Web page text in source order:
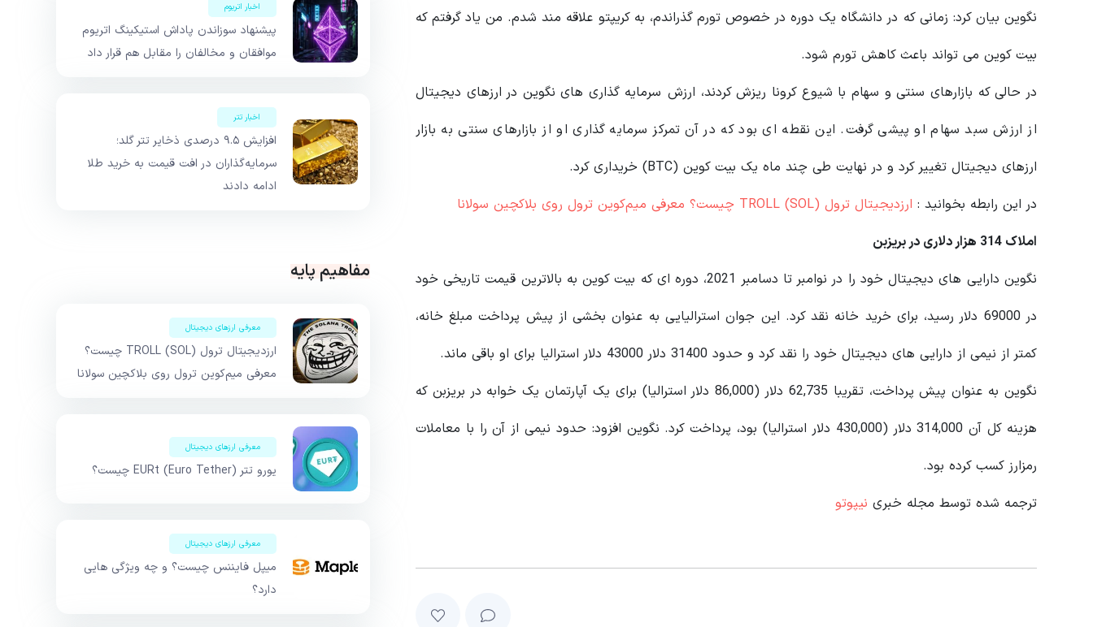
نگوین بیان کرد: زمانی که در دانشگاه یک دوره در خصوص تورم گذراندم، به کریپتو علاقه مند شدم. من یاد گرفتم که
بیت کوین می تواند باعث کاهش تورم شود.
در حالی که بازارهای سنتی و سهام با شیوع کرونا ریزش کردند، ارزش سرمایه گذاری های نگوین در ارزهای دیجیتال
از ارزش سبد سهام او پیشی گرفت. این نقطه ای بود که در آن تمرکز سرمایه گذاری او از بازارهای سنتی به بازار
ارزهای دیجیتال تغییر کرد و در نهایت طی چند ماه یک بیت کوین (BTC) خریداری کرد.
در این رابطه بخوانید‌ : ارزدیجیتال ترول TROLL (SOL) چیست؟ معرفی میم‌کوین ترول روی بلاکچین سولانا
املاک 314 هزار دلاری در بریزبن
نگوین دارایی های دیجیتال خود را در نوامبر تا دسامبر 2021، دوره ای که بیت کوین به بالاترین قیمت تاریخی خود
در 69000 دلار رسید، برای خرید خانه نقد کرد. این جوان استرالیایی به عنوان بخشی از پیش پرداخت مبلغ خانه،
کمتر از نیمی از دارایی های دیجیتال خود را نقد کرد و حدود 31400 دلار 43000 دلار استرالیا برای او باقی ماند.
نگوین به عنوان پیش پرداخت، تقریبا 62,735 دلار (86,000 دلار استرالیا) برای یک آپارتمان یک خوابه در بریزبن که
هزینه کل آن 314,000 دلار (430,000 دلار استرالیا) بود، پرداخت کرد. نگوین افزود: حدود نیمی از آن را با معاملات
رمزارز کسب کرده بود.
ترجمه شده توسط مجله خبری نیپوتو
اخبار اتریوم
پیشنهاد سوزاندن پاداش استیکینگ اتریوم
موافقان و مخالفان را مقابل هم قرار داد
اخبار تتر
افزایش ۹.۵ درصدی ذخایر تتر گلد؛
سرمایه‌گذاران در افت قیمت به خرید طلا
ادامه دادند
مفاهیم پایه
معرفی ارزهای دیجیتال
ارزدیجیتال ترول TROLL (SOL) چیست؟
معرفی میم‌کوین ترول روی بلاکچین سولانا
معرفی ارزهای دیجیتال
یورو تتر EURt (Euro Tether) چیست؟
معرفی ارزهای دیجیتال
میپل فایننس چیست؟ و چه ویژگی هایی
دارد؟